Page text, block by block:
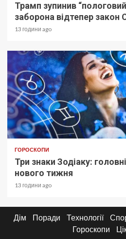
Трамп зупинив
заборона відтепер
13 години ago
ГОРОСКОПИ
Три знаки Зодіаку:
нового тижня
13 години ago
Дім Поради Технології
Гороскопи